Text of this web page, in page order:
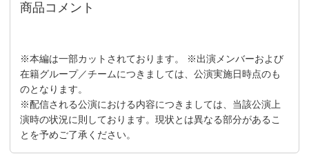
商品コメント
※本編は一部カットされております。 ※出演メンバーおよび
在籍グループ／チームにつきましては、公演実施日時点のも
のとなります。
※配信される公演における内容につきましては、当該公演上
演時の状況に則しております。現状とは異なる部分があるこ
とを予めご了承ください。